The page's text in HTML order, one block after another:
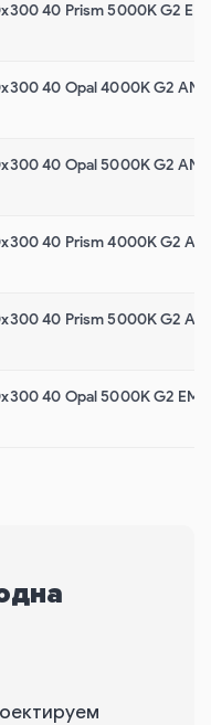
40 Prism 5000K G2 EM
40 Opal 4000K G2 AN
40 Opal 5000K G2 AN
40 Prism 4000K G2 AN
40 Prism 5000K G2 AN
40 Opal 5000K G2 EM